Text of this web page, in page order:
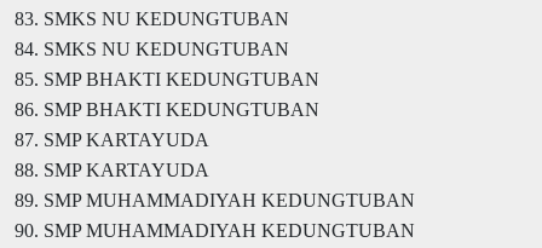
83. SMKS NU KEDUNGTUBAN
84. SMKS NU KEDUNGTUBAN
85. SMP BHAKTI KEDUNGTUBAN
86. SMP BHAKTI KEDUNGTUBAN
87. SMP KARTAYUDA
88. SMP KARTAYUDA
89. SMP MUHAMMADIYAH KEDUNGTUBAN
90. SMP MUHAMMADIYAH KEDUNGTUBAN